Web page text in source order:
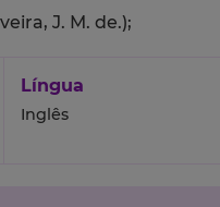
J. M. de.);
Língua
Inglês